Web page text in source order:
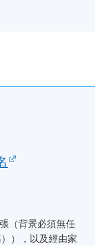
（背景必須無任
），以及經由家